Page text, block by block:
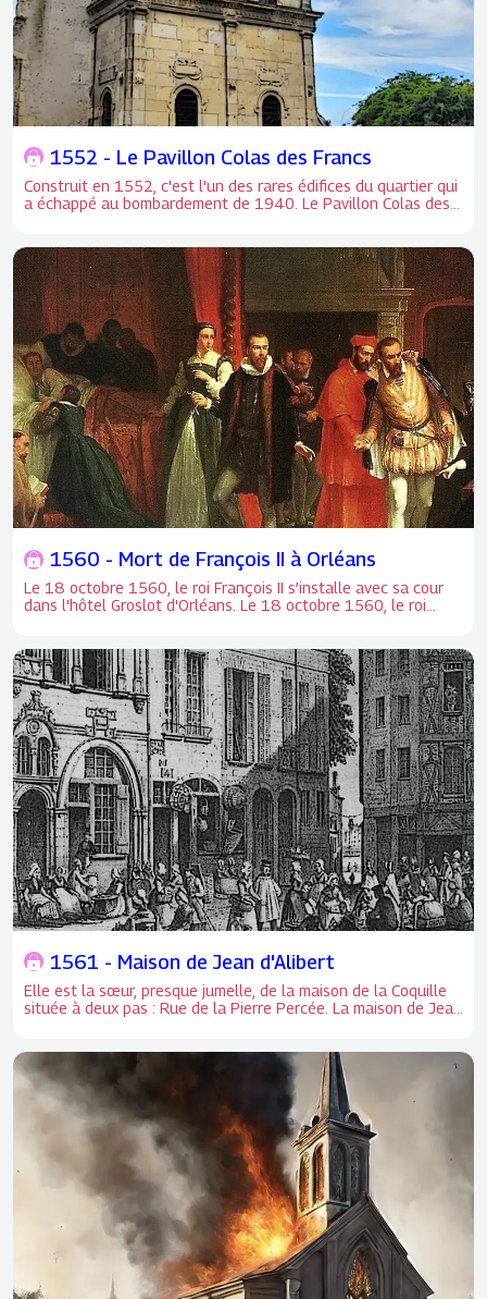
1552 - Le Pavillon Colas des Francs
Construit en 1552, c'est l'un des rares édifices du quartier qui
a échappé au bombardement de 1940. Le Pavillon Colas des
échappé au bombardement de 1940.
1560 - Mort de François II à Orléans
Le 18 octobre 1560, le roi François II s’installe avec sa cour
dans l'hôtel Groslot d'Orléans. Le 18 octobre 1560, le roi
fervent partisan de la Réforme protestante.
1561 - Maison de Jean d'Alibert
Elle est la sœur, presque jumelle, de la maison de la Coquille
située à deux pas : Rue de la Pierre Percée. La maison de Jean
Hilaire, rue du "Marché à la volaille".